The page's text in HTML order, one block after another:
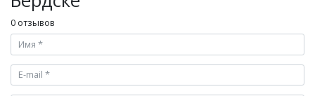
0 отзывов